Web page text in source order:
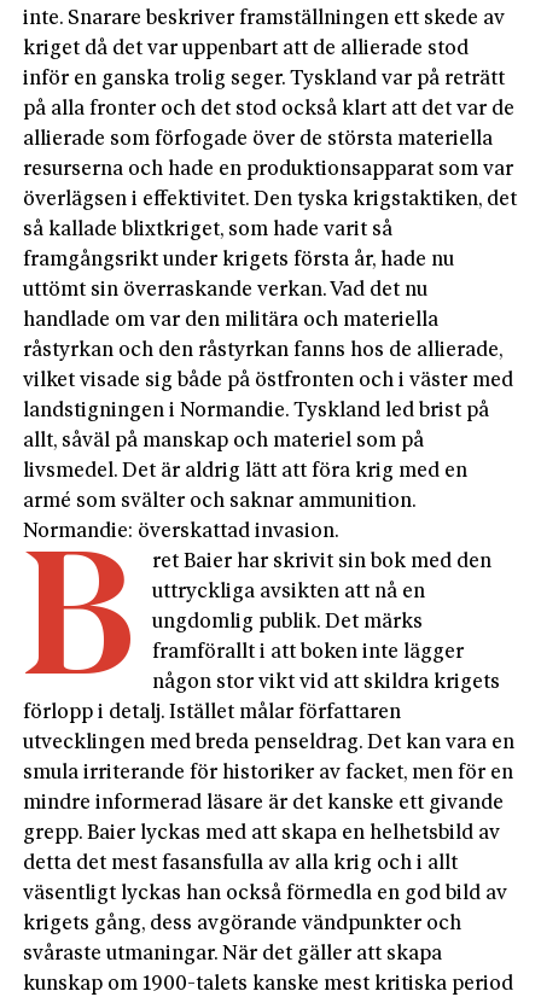
inte. Snarare beskriver framställningen ett skede av
kriget då det var uppenbart att de allierade stod
inför en ganska trolig seger. Tyskland var på reträtt
på alla fronter och det stod också klart att det var de
allierade som förfogade över de största materiella
resurserna och hade en produktionsapparat som var
överlägsen i effektivitet. Den tyska krigstaktiken, det
så kallade blixtkriget, som hade varit så
framgångsrikt under krigets första år, hade nu
uttömt sin överraskande verkan. Vad det nu
handlade om var den militära och materiella
råstyrkan och den råstyrkan fanns hos de allierade,
vilket visade sig både på östfronten och i väster med
landstigningen i Normandie. Tyskland led brist på
allt, såväl på manskap och materiel som på
livsmedel. Det är aldrig lätt att föra krig med en
armé som svälter och saknar ammunition.
Normandie: överskattad invasion.
B
ret Baier har skrivit sin bok med den
uttryckliga avsikten att nå en
ungdomlig publik. Det märks
framförallt i att boken inte lägger
någon stor vikt vid att skildra krigets
förlopp i detalj. Istället målar författaren
utvecklingen med breda penseldrag. Det kan vara en
smula irriterande för historiker av facket, men för en
mindre informerad läsare är det kanske ett givande
grepp. Baier lyckas med att skapa en helhetsbild av
detta det mest fasansfulla av alla krig och i allt
väsentligt lyckas han också förmedla en god bild av
krigets gång, dess avgörande vändpunkter och
svåraste utmaningar. När det gäller att skapa
kunskap om 1900-talets kanske mest kritiska period